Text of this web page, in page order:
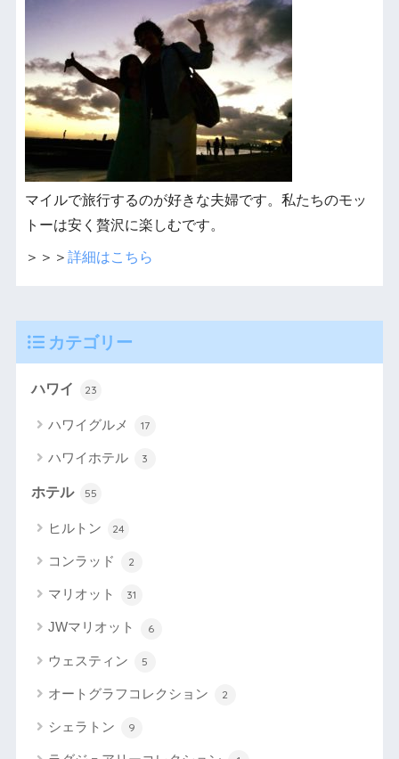
マイルで旅行するのが好きな夫婦です。私たちのモッ
トーは安く贅沢に楽しむです。
＞＞＞ 詳細はこちら
カテゴリー
ハワイ 23
ハワイグルメ 17
ハワイホテル 3
ホテル 55
ヒルトン 24
コンラッド 2
マリオット 31
JWマリオット 6
ウェスティン 5
オートグラフコレクション 2
シェラトン 9